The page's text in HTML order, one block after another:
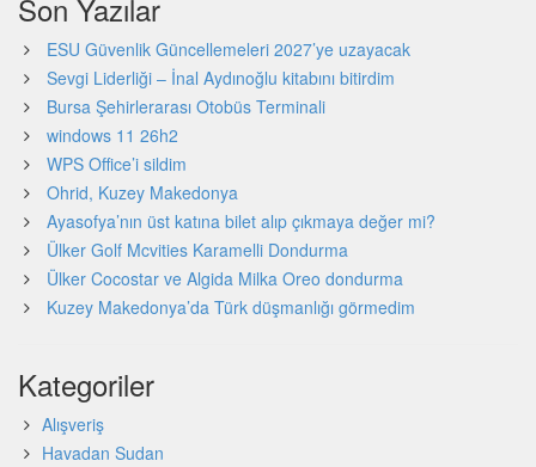
Son Yazılar
ESU Güvenlik Güncellemeleri 2027’ye uzayacak
Sevgi Liderliği – İnal Aydınoğlu kitabını bitirdim
Bursa Şehirlerarası Otobüs Terminali
windows 11 26h2
WPS Office’i sildim
Ohrid, Kuzey Makedonya
Ayasofya’nın üst katına bilet alıp çıkmaya değer mi?
Ülker Golf Mcvities Karamelli Dondurma
Ülker Cocostar ve Algida Milka Oreo dondurma
Kuzey Makedonya’da Türk düşmanlığı görmedim
Kategoriler
Alışveriş
Havadan Sudan